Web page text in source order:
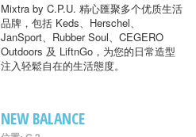
Mixtra by C.P.U. 精心匯聚多个优质生活
品牌，包括 Keds、Herschel、
JanSport、Rubber Soul、CEGERO
Outdoors 及 LiftnGo，为您的日常造型
注入轻鬆自在的生活態度。
NEW BALANCE